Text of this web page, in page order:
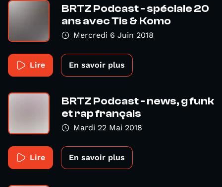
BRTZ Podcast - spéciale 20
ans avec Tis & Komo
Mercredi 6 Juin 2018
Lire En savoir plus
BRTZ Podcast - news, g funk
et rap français
Mardi 22 Mai 2018
Lire En savoir plus